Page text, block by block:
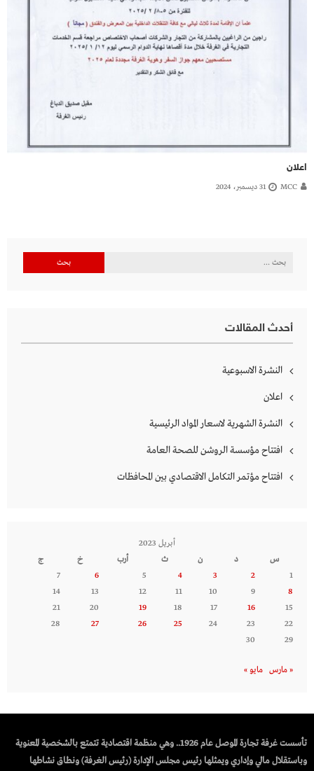
اعلان
MCC 31 ديسمبر، 2024
البحث
أحدث المقالات
النشرة الاسبوعية
اعلان
النشرة الشهرية لاسعار المواد الرئيسية
افتتاح مؤسسة الروشن للصحة العامة
افتتاح مؤتمر التكامل الاقتصادي بين المحافظات
أبريل 2023
س
د ن ث أرب خ
ج
1
2
3
4
5
6
7
8
9
10
11
12
13
14
15
16
17
18
19
20
21
22
23
24
25
26
27
28
29
30
« مارس مايو »
تأسست غرفة تجارة الموصل عام 1926.. وهي منظمة اقتصادية تتمتع بالشخصية المعنوية
وباستقلال مالي وإداري ويمثلها رئيس مجلس الإدارة (رئيس الغرفة) ونطاق نشاطها